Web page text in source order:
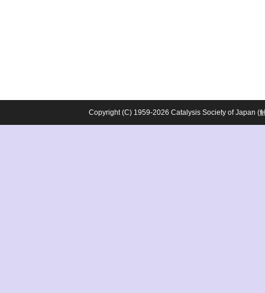
Copyright (C) 1959-2026 Catalysis Society of Japan (